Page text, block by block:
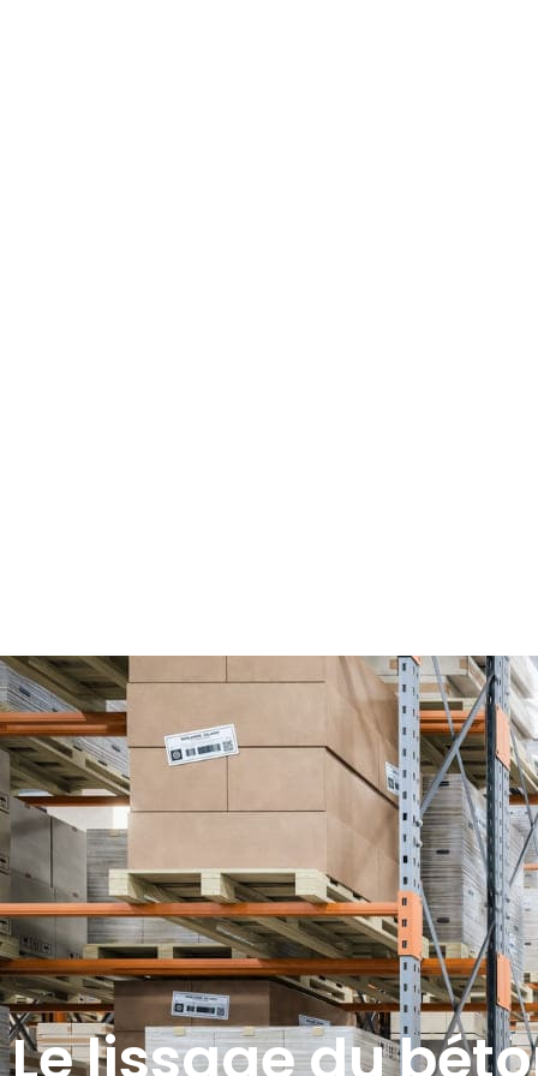
Le lissage du